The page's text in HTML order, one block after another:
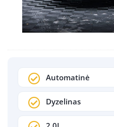
Automatinė
Dyzelinas